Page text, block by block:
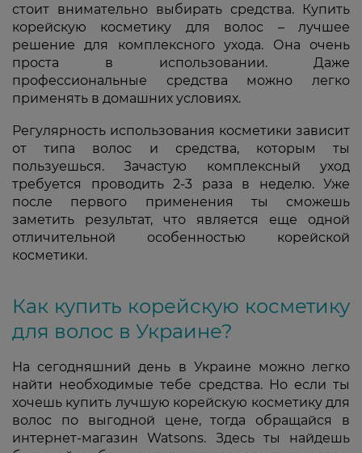
стоит внимательно выбирать средства. Купить
корейскую косметику для волос – лучшее
решение для комплексного ухода. Она очень
проста в использовании. Даже
профессиональные средства можно легко
применять в домашних условиях.
Регулярность использования косметики зависит
от типа волос и средства, которым ты
пользуешься. Зачастую комплексный уход
требуется проводить 2-3 раза в неделю. Уже
после первого применения ты сможешь
заметить результат, что является еще одной
отличительной особенностью корейской
косметики.
Как купить корейскую косметику
для волос в Украине?
На сегодняшний день в Украине можно легко
найти необходимые тебе средства. Но если ты
хочешь купить лучшую корейскую косметику для
волос по выгодной цене, тогда обращайся в
интернет-магазин Watsons. Здесь ты найдешь